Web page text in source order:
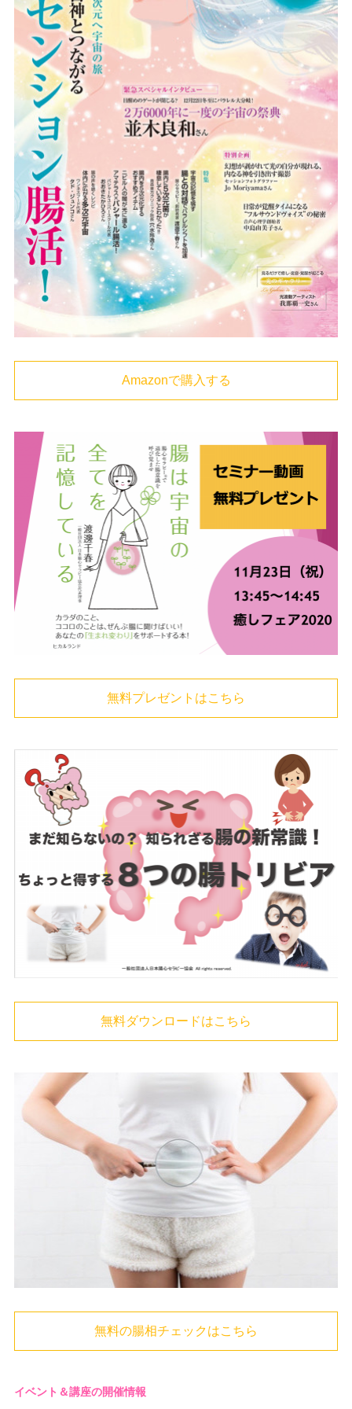
Amazonで購入する
無料プレゼントはこちら
無料ダウンロードはこちら
無料の腸相チェックはこちら
イベント＆講座の開催情報